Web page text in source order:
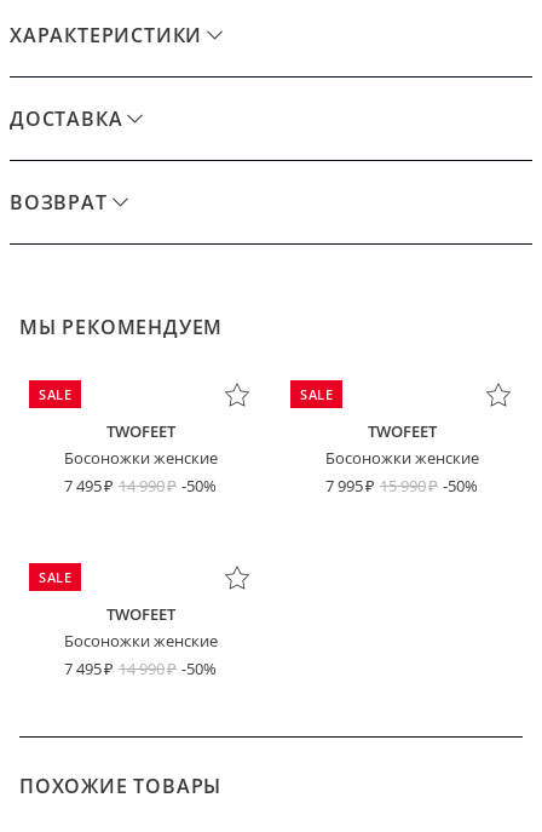
ХАРАКТЕРИСТИКИ
ДОСТАВКА
ВОЗВРАТ
МЫ РЕКОМЕНДУЕМ
SALE
TWOFEET
Босоножки женские
7 495
14 990 -50%
SALE
TWOFEET
Босоножки женские
7 995
15 990 -50%
SALE
TWOFEET
Босоножки женские
7 495
14 990 -50%
ПОХОЖИЕ ТОВАРЫ